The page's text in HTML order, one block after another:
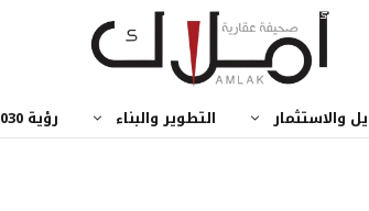
والاستثمار التطوير والبناء رؤية 2030